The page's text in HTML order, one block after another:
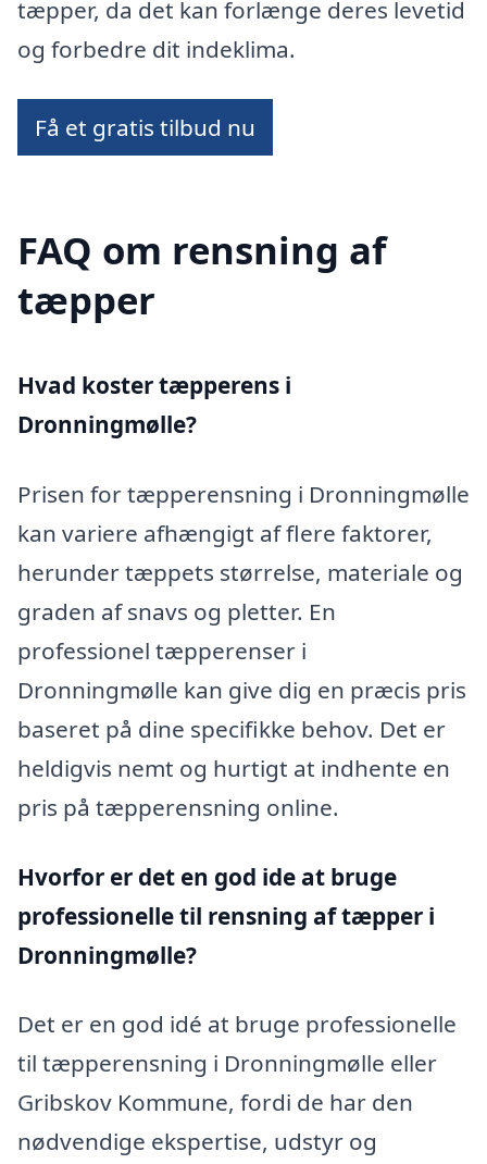
tæpper, da det kan forlænge deres levetid
og forbedre dit indeklima.
Få et gratis tilbud nu
FAQ om rensning af
tæpper
Hvad koster tæpperens i
Dronningmølle?
Prisen for tæpperensning i Dronningmølle
kan variere afhængigt af flere faktorer,
herunder tæppets størrelse, materiale og
graden af snavs og pletter. En
professionel tæpperenser i
Dronningmølle kan give dig en præcis pris
baseret på dine specifikke behov. Det er
heldigvis nemt og hurtigt at indhente en
pris på tæpperensning online.
Hvorfor er det en god ide at bruge
professionelle til rensning af tæpper i
Dronningmølle?
Det er en god idé at bruge professionelle
til tæpperensning i Dronningmølle eller
Gribskov Kommune, fordi de har den
nødvendige ekspertise, udstyr og